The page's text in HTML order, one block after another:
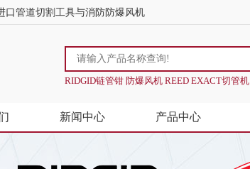
口管道切割工具与消防防爆风机
RIDGID链管钳 防爆风机 REED EXACT切管机
新闻中心 产品中心